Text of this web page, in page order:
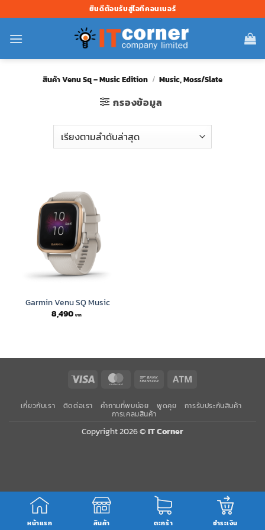
ไป
ยัง
ยินดีต้อนรับสู่ไอทีคอนเนอร์
สินค้า Venu Sq – Music Edition / Music, Moss/Slate
กรองข้อมูล
Garmin Venu SQ Music
8,490
หน้าแรก สินค้า ตะกร้า ชำระเงิน
Visa MasterCard Bank
เกี่ยวกับเรา ติดต่อเรา คำถามที่พบบ่อย พูดคุย การรับประกันสินค้า
การเคลมสินค้า
Copyright 2026 ©IT Corner